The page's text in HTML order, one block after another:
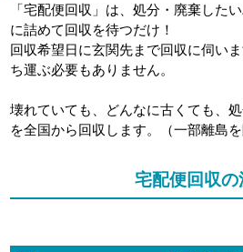
「宅配便回収」は、処分・廃棄した
に詰めて回収を待つだけ！
回収希望日に玄関先まで回収に伺い
ち運ぶ必要もありません。
壊れていても、どんなに古くても、
を全国から回収します。（一部離島を
宅配便回収の